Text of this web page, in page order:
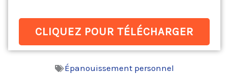
CLIQUEZ POUR TÉLÉCHARGER
Épanouissement personnel